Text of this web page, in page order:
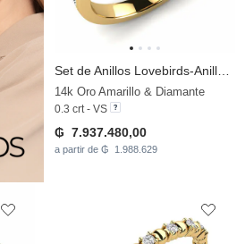
14k Oro Amarillo & Diamante
0.3 crt - VS
₲ 7.937.480,00
a partir de ₲ 1.988.629